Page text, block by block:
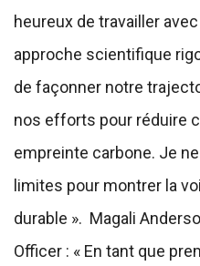
heureux de travailler
approche scientifique
de façonner notre
nos efforts pour réduire
empreinte carbone. Je
limites pour montrer la
durable ». Magali
Officer : « En tant que